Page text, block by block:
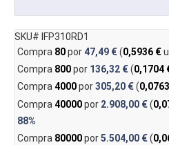
SKU# IFP310RD1
Compra 80por47,49 €(0,5936 €
Compra 800por 136,32 €(0,1704
Compra4000por305,20 €(
Compra 40000por 2.908,00 €(
88%
Compra 80000por5.504,00 €(